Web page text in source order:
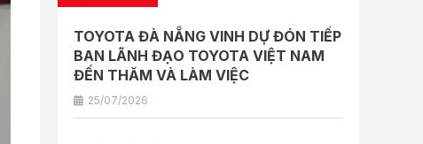
TOYOTA ĐÀ NẴNG VINH DỰ ĐÓN TIẾP
BAN LÃNH ĐẠO TOYOTA VIỆT NAM
ĐẾN THĂM VÀ LÀM VIỆC
25/07/2026